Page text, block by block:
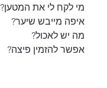
מי לקח לי את המטען?
איפה מייבש שיער?
מה יש לאכול?
אפשר להזמין פיצה?